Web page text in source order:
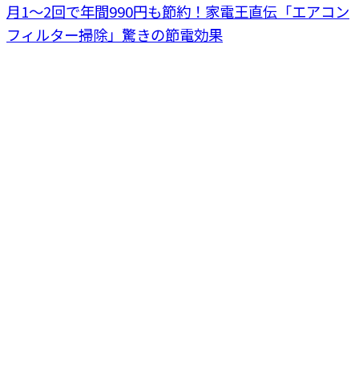
月1〜2回で年間990円も節約！家電王直伝「エアコン
フィルター掃除」驚きの節電効果